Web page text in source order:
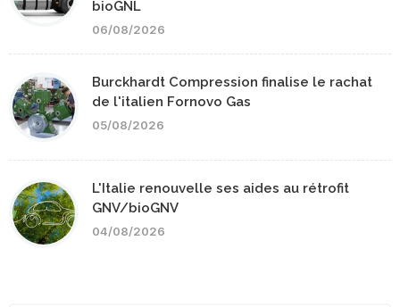
bioGNL
06/08/2026
Burckhardt Compression finalise le rachat
de l'italien Fornovo Gas
05/08/2026
L'Italie renouvelle ses aides au rétrofit
GNV/bioGNV
04/08/2026